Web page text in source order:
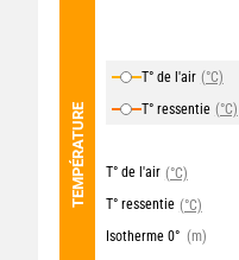
TEMPÉRATURE
T° de l'air (°C)
T° ressentie (°C)
T° de l'air (°C)
T° ressentie (°C)
Isotherme 0° (m)